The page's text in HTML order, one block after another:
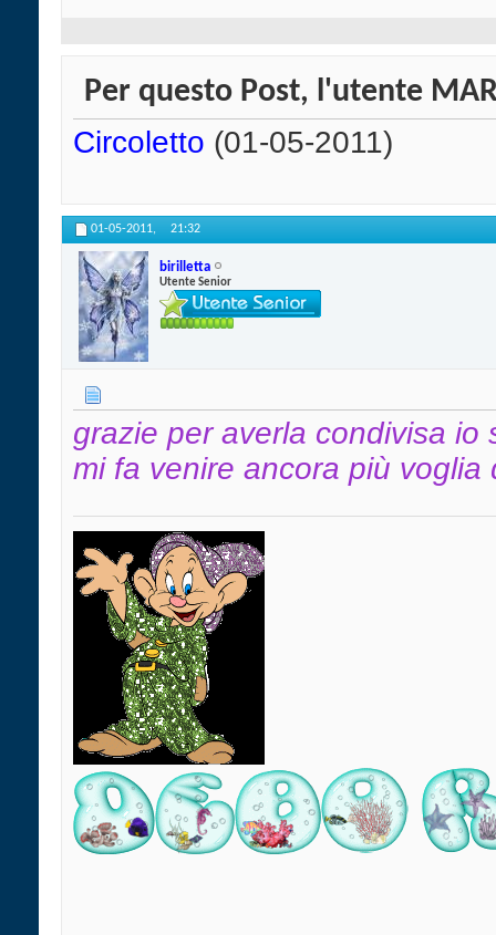
Per questo Post, l'utente
Circoletto (01-05-2011)
01-05-2011, 21:32
birilletta
Utente Senior
grazie per averla condivisa
mi fa venire ancora più voglia